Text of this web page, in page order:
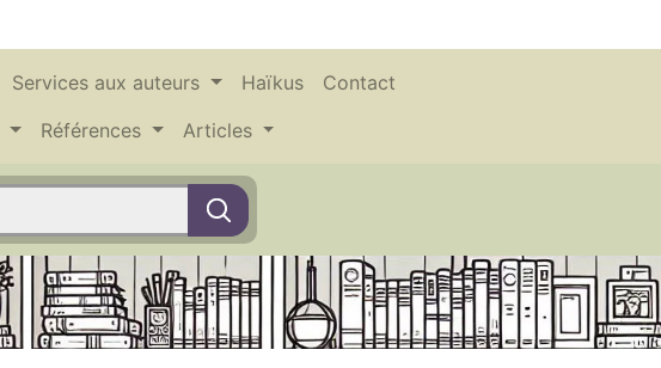
Services aux auteurs Haïkus
Contact
Références Articles